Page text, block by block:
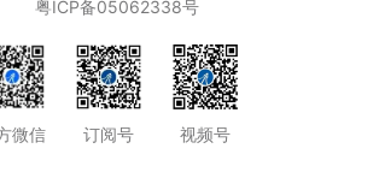
粤ICP备05062338号
微信 订阅号 视频号